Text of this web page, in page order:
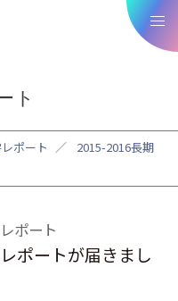
ト
ポート ／
2015-2016長期
ポート
ポートが届きまし